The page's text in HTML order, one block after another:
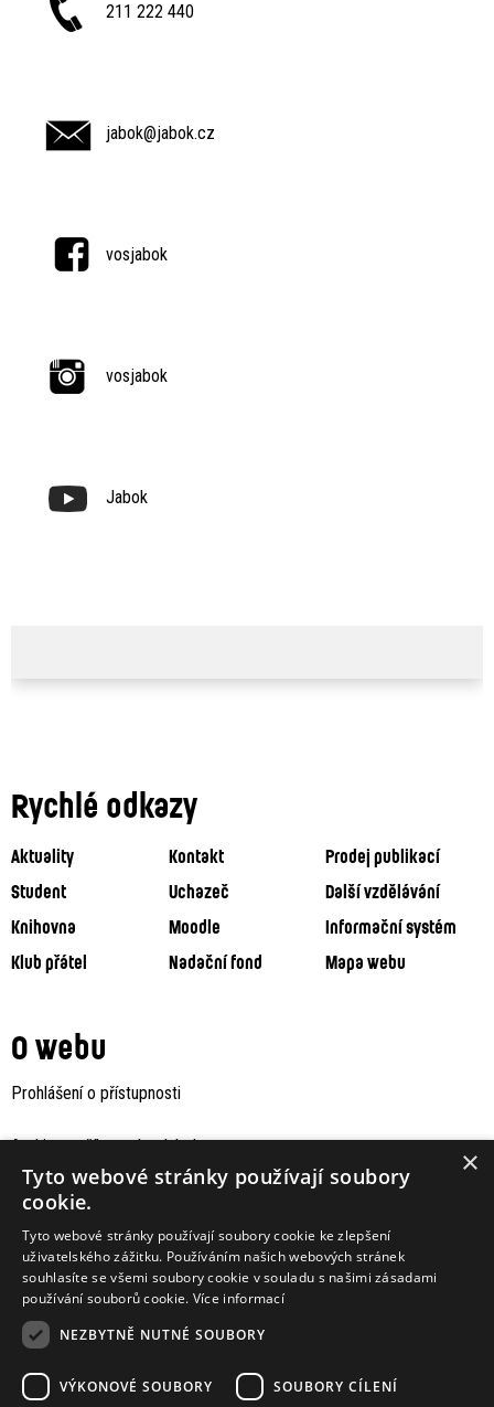
211 222 440
jabok@jabok.cz
vosjabok
vosjabok
Jabok
Rychlé odkazy
Aktuality Kontakt
Prodej publikací
Student
Uchazeč
Další vzdělávání
Knihovna
Moodle
Informační systém
Klub přátel
Nadační fond Mapa webu
O webu
Prohlášení o přístupnosti
Archiv staršího webu Jaboku ×
Tyto webové stránky používají soubory
cookie.
Tyto webové stránky používají soubory cookie ke zlepšení
uživatelského zážitku. Používáním našich webových stránek
souhlasíte se všemi soubory cookie v souladu s našimi zásadami
používání souborů cookie. Více informací
NEZBYTNĚ NUTNÉ SOUBORY
VÝKONOVÉ SOUBORY SOUBORY CÍLENÍ